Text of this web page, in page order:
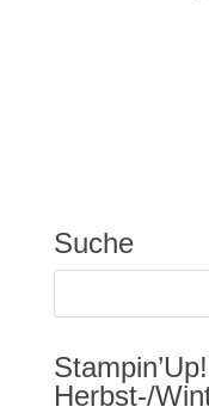
Suche
Stampin’Up!
Herbst-/